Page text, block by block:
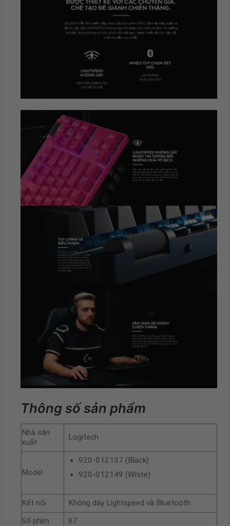
Thông số sản phẩm
Nhà sản
xuất
Logitech
Model
920-012137 (Black)
920-012149 (White)
Kết nối
Không dây Lightspeed và Bluetooth
Số phím
87